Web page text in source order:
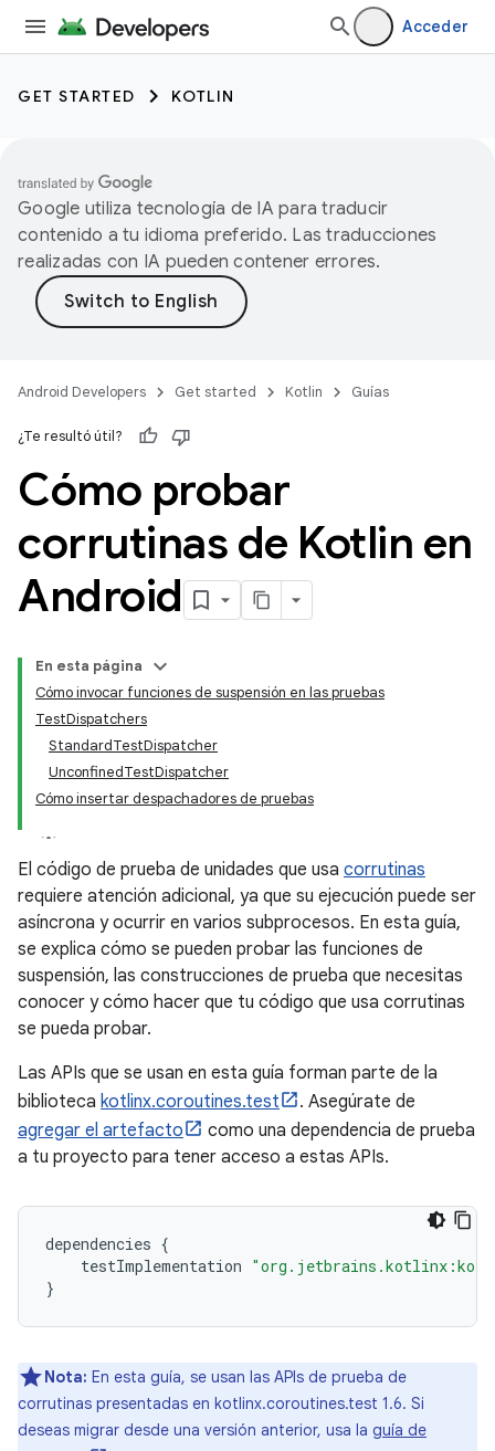
Acceder
GET STARTED KOTLIN
Google utiliza tecnología de IA para traducir
contenido a tu idioma preferido. Las traducciones
realizadas con IA pueden contener errores.
Android Developers Get started Kotlin Guías
¿Te resultó útil?
Cómo probar
corrutinas de Kotlin en
Android
En esta página
Cómo invocar funciones de suspensión en las pruebas
TestDispatchers
StandardTestDispatcher
UnconfinedTestDispatcher
Cómo insertar despachadores de pruebas
El código de prueba de unidades que usa corrutinas
requiere atención adicional, ya que su ejecución puede ser
asíncrona y ocurrir en varios subprocesos. En esta guía,
se explica cómo se pueden probar las funciones de
suspensión, las construcciones de prueba que necesitas
conocer y cómo hacer que tu código que usa corrutinas
se pueda probar.
Las APIs que se usan en esta guía forman parte de la
biblioteca kotlinx.coroutines.test
. Asegúrate de
agregar el artefacto
como una dependencia de prueba
a tu proyecto para tener acceso a estas APIs.
dependencies {
testImplementation
}
Nota: En esta guía, se usan las APIs de prueba de
corrutinas presentadas en kotlinx.coroutines.test 1.6. Si
deseas migrar desde una versión anterior, usa la guía de